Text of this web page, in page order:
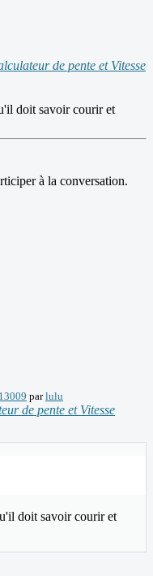
de pente et Vitesse
doit savoir courir et
à la conversation.
parlulu
de pente et Vitesse
doit savoir courir et